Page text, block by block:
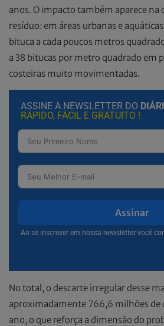
anos. O impacto também aparece na
resíduo: em áreas urbanas e
bituca a cada poucos metros
a 38 bitucas por metro quadrado em
costeiras muito movimentadas.
ASSINE A NEWSLETTER DO
RÁPIDO, FÁCIL E GRATUITO !
Assinar
Ao se inscrever em nossa newsletter você
No total, o descarte irregular desse
aproximadamente 766,6 milhões de
ano, o que reforça a dimensão do